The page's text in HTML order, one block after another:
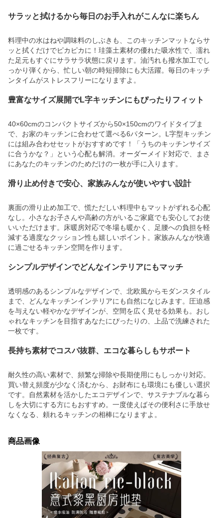
サラッと拭けるから毎日のお手入れがこんなに楽ちん
料理中の水はねや調味料のしぶきも、このキッチンマットならサ
ッと拭くだけでピカピカに！珪藻土素材の優れた吸水性で、濡れ
た足元もすぐにサラサラ状態に戻ります。油汚れも撥水加工でし
っかり弾くから、忙しい朝の時短掃除にも大活躍。毎日のキッチ
ンタイムがストレスフリーになりますよ。
豊富なサイズ展開でL字キッチンにもぴったりフィット
40×60cmのコンパクトサイズから50×150cmのワイドタイプま
で、お家のキッチンに合わせて選べる6パターン。L字型キッチン
には組み合わせセットがおすすめです！「うちのキッチンサイズ
に合うかな？」という心配も解消。オーダーメイド対応で、まさ
にあなたのキッチンのためだけの一枚が手に入ります。
滑り止め付きで安心、家族みんなが使いやすい設計
裏面の滑り止め加工で、慌ただしい料理中もマットがずれる心配
なし。小さなお子さんや高齢の方がいるご家庭でも安心してお使
いいただけます。床暖房対応で冬場も暖かく、足腰への負担を軽
減する適度なクッション性も嬉しいポイント。家族みんなが快適
に過ごせるキッチン空間を作ります。
シンプルデザインでどんなインテリアにもマッチ
透明感のあるシンプルなデザインで、北欧風からモダンスタイル
まで、どんなキッチンインテリアにも自然になじみます。圧迫感
を与えない軽やかなデザインが、空間を広く見せる効果も。おし
ゃれなキッチンを目指すあなたにぴったりの、上品で洗練された
一枚です。
長持ち素材でコスパ抜群、エコな暮らしもサポート
耐久性の高い素材で、頻繁な掃除や長期使用にもしっかり対応。
買い替え頻度が少なく済むから、お財布にも環境にも優しい選択
です。自然素材を活かしたエコデザインで、サステナブルな暮ら
しを大切にする方にもおすすめ。一度使えばその便利さに手放せ
なくなる、頼れるキッチンの相棒になりますよ。
商品画像